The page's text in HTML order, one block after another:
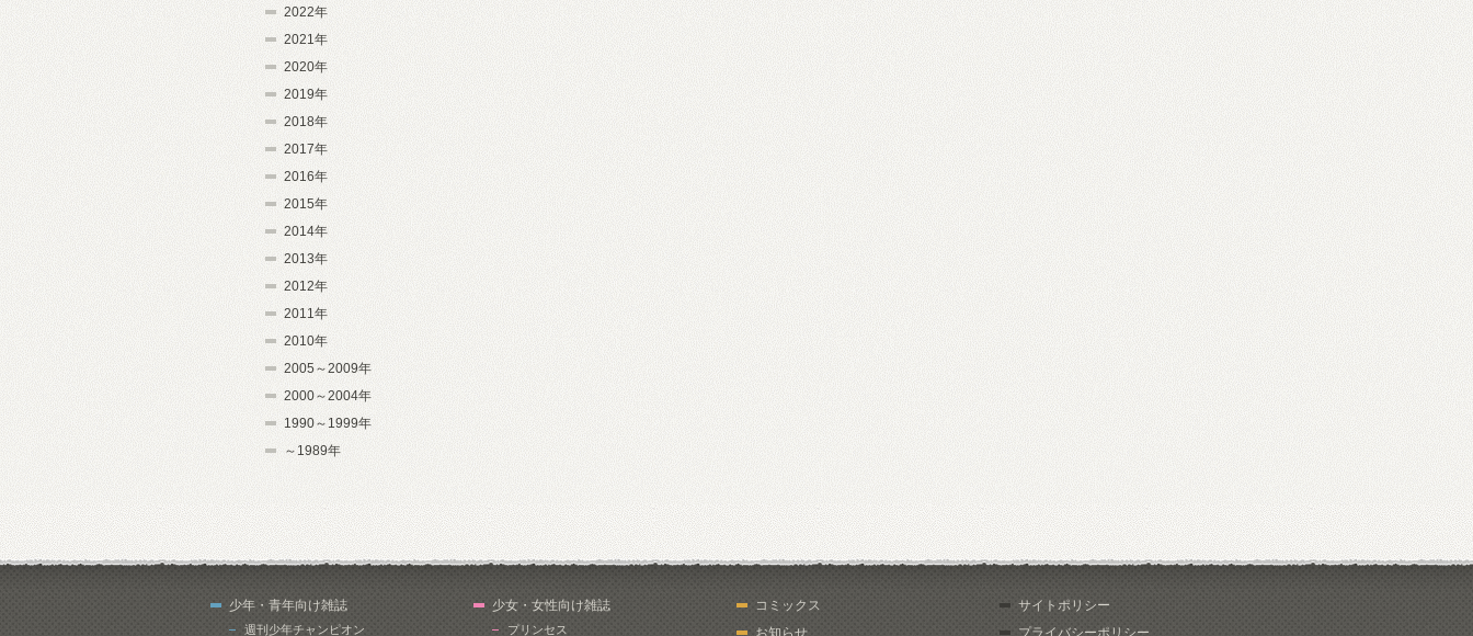
2022年
2021年
2020年
2019年
2018年
2017年
2016年
2015年
2014年
2013年
2012年
2011年
2010年
2005～2009年
2000～2004年
1990～1999年
～1989年
少年・青年向け雑誌
週刊少年チャンピオン
少女・女性向け雑誌
プリンセス
コミックス
お知らせ
サイトポリシー
プライバシーポリシー